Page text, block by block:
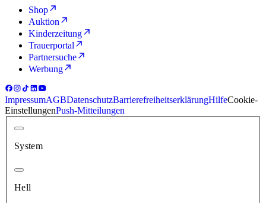
Shop
Auktion
Kinderzeitung
Trauerportal
Partnersuche
Werbung
ImpressumAGBDatenschutzBarrierefreiheitserklärungHilfeCookie-
EinstellungenPush-Mitteilungen
System
Hell